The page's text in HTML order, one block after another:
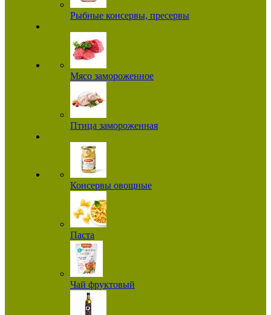
Рыбные консервы, пресервы
Мясо замороженное
Птица замороженная
Консервы овощные
Паста
Чай фруктовый